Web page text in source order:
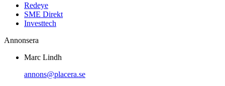
Redeye
SME Direkt
Investtech
Annonsera
Marc Lindh
annons@placera.se